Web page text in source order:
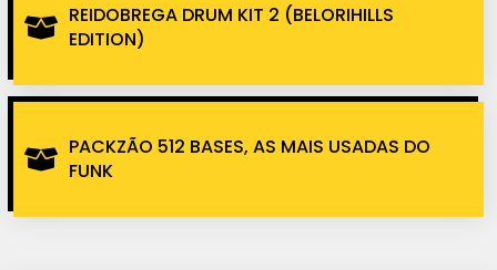
REIDOBREGA DRUM KIT 2 (BELORIHILLS
EDITION)
PACKZÃO 512 BASES, AS MAIS USADAS DO
FUNK